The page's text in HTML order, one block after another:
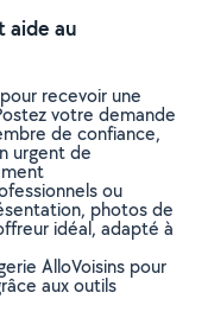
aide au
recevoir une
votre demande
de confiance,
urgent de
ou
photos de
idéal, adapté à
AlloVoisins pour
aux outils